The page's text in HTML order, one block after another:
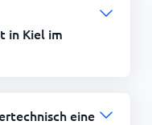
in Kiel im
eine